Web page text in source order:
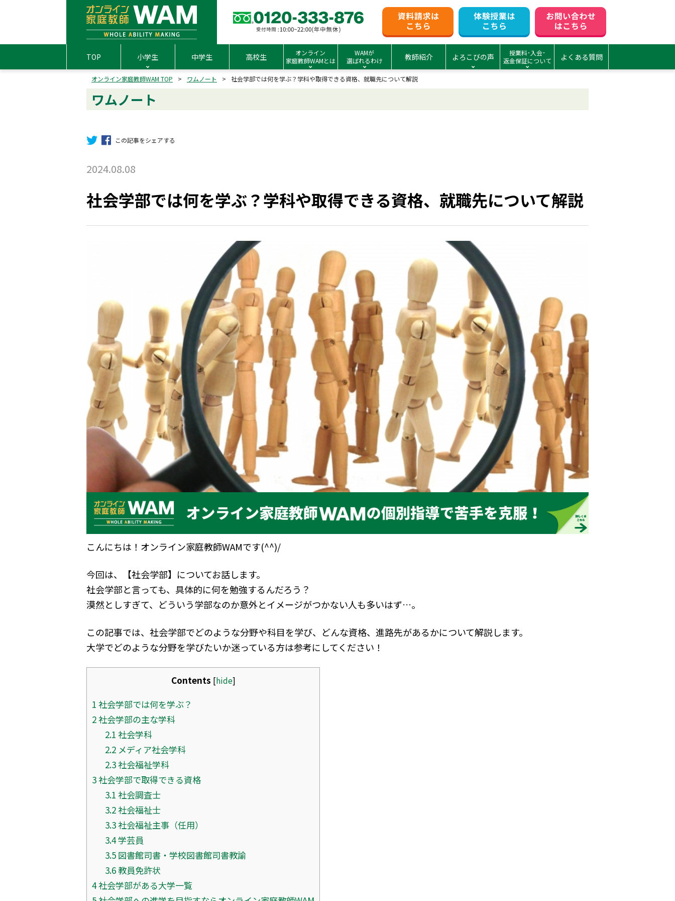
TOP 小学生 中学生 高校生
オンライン
家庭教師WAMとは
WAMが
選ばれるわけ
教師紹介 よろこびの声
授業料･入会･
返金保証について
よくある質問
オンライン家庭教師WAM TOP ワムノート 社会学部では何を学ぶ？学科や取得できる資格、就職先について解説
ワムノート
この記事をシェアする
2024.08.08
社会学部では何を学ぶ？学科や取得できる資格、就職先について解説
こんにちは！オンライン家庭教師WAMです(^^)/
今回は、【社会学部】についてお話します。
社会学部と言っても、具体的に何を勉強するんだろう？
漠然としすぎて、どういう学部なのか意外とイメージがつかない人も多いはず…。
この記事では、社会学部でどのような分野や科目を学び、どんな資格、進路先があるかについて解説します。
大学でどのような分野を学びたいか迷っている方は参考にしてください！
Contents [hide]
1 社会学部では何を学ぶ？
2社会学部の主な学科
2.1 社会学科
2.2メディア社会学科
2.3社会福祉学科
3社会学部で取得できる資格
3.1 社会調査士
3.2社会福祉士
3.3社会福祉主事（任用）
3.4学芸員
3.5図書館司書・学校図書館司書教諭
3.6教員免許状
4社会学部がある大学一覧